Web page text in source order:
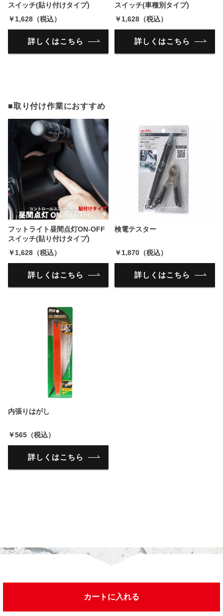
カートに入れる
スイッチ(貼り付けタイプ)
￥1,628（税込）
詳しくはこちら
スイッチ(車種別タイプ)
￥1,628（税込）
詳しくはこちら
■取り付け作業におすすめ
フットライト昼間点灯ON-OFF
スイッチ(貼り付けタイプ)
￥1,628（税込）
詳しくはこちら
検電テスター
￥1,870（税込）
詳しくはこちら
内張りはがし
￥565（税込）
詳しくはこちら